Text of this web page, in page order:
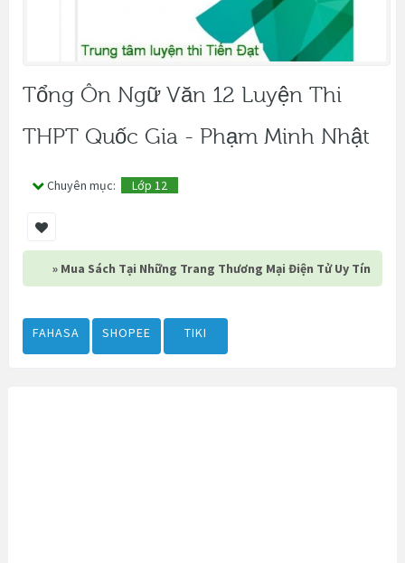
Tổng Ôn Ngữ Văn 12 Luyện Thi
THPT Quốc Gia - Phạm Minh Nhật
Chuyên mục: Lớp 12
» Mua Sách Tại Những Trang Thương Mại Điện Tử Uy Tín
FAHASA SHOPEE TIKI